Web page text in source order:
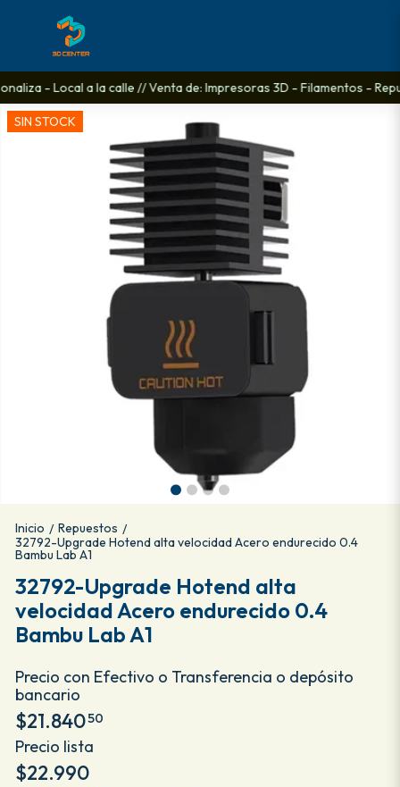
- Local a la calle // Venta de: Impresoras 3D - Filamentos -
SIN STOCK
Inicio / Repuestos /
32792-Upgrade Hotend alta velocidad Acero endurecido 0.4
Bambu Lab A1
32792-Upgrade Hotend alta
velocidad Acero endurecido 0.4
Bambu Lab A1
Precio con Efectivo o Transferencia o depósito
bancario
$21.84050
Precio lista
$22.990